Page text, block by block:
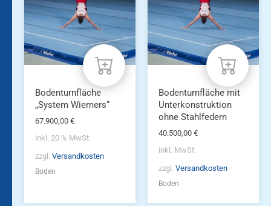
Bodenturnfläche
„System Wiemers“
67.900,00 €
inkl. 20 % MwSt.
zzgl. Versandkosten
Boden
Varianten
auf.
Die
Optionen
können
auf
Produktseite
gewählt
werden
Bodenturnfläche mit
Unterkonstruktion
ohne Stahlfedern
40.500,00 €
inkl. MwSt.
zzgl. Versandkosten
Boden